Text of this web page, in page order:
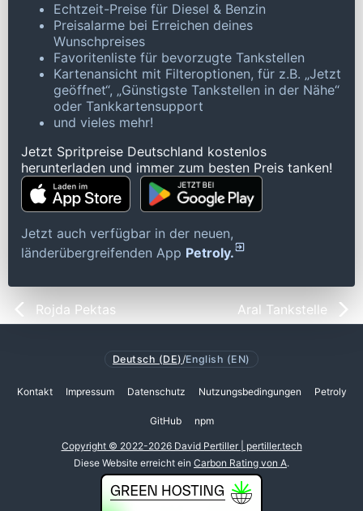
Echtzeit-Preise für Diesel & Benzin
Preisalarme bei Erreichen deines
Wunschpreises
Favoritenliste für bevorzugte Tankstellen
Kartenansicht mit Filteroptionen, für z.B. „Jetzt
geöffnet“, „Günstigste Tankstellen in der Nähe“
oder Tankkartensupport
und vieles mehr!
Jetzt Spritpreise Deutschland kostenlos
herunterladen und immer zum besten Preis tanken!
Jetzt auch verfügbar in der neuen,
länderübergreifenden App Petroly.
Rojda Pektas Aral Tankstelle
Deutsch (DE) /English (EN)
Kontakt Impressum Datenschutz Nutzungsbedingungen Petroly
GitHub npm
Copyright © 2022-2026 David Pertiller | pertiller.tech
Diese Website erreicht ein Carbon Rating von A.